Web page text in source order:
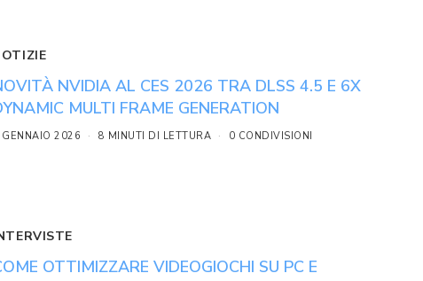
NVIDIA AL CES 2026 TRA DLSS 4.5 E 6X
MULTI FRAME GENERATION
2026 8 MINUTI DI LETTURA 0 CONDIVISIONI
OTTIMIZZARE VIDEOGIOCHI SU PC E